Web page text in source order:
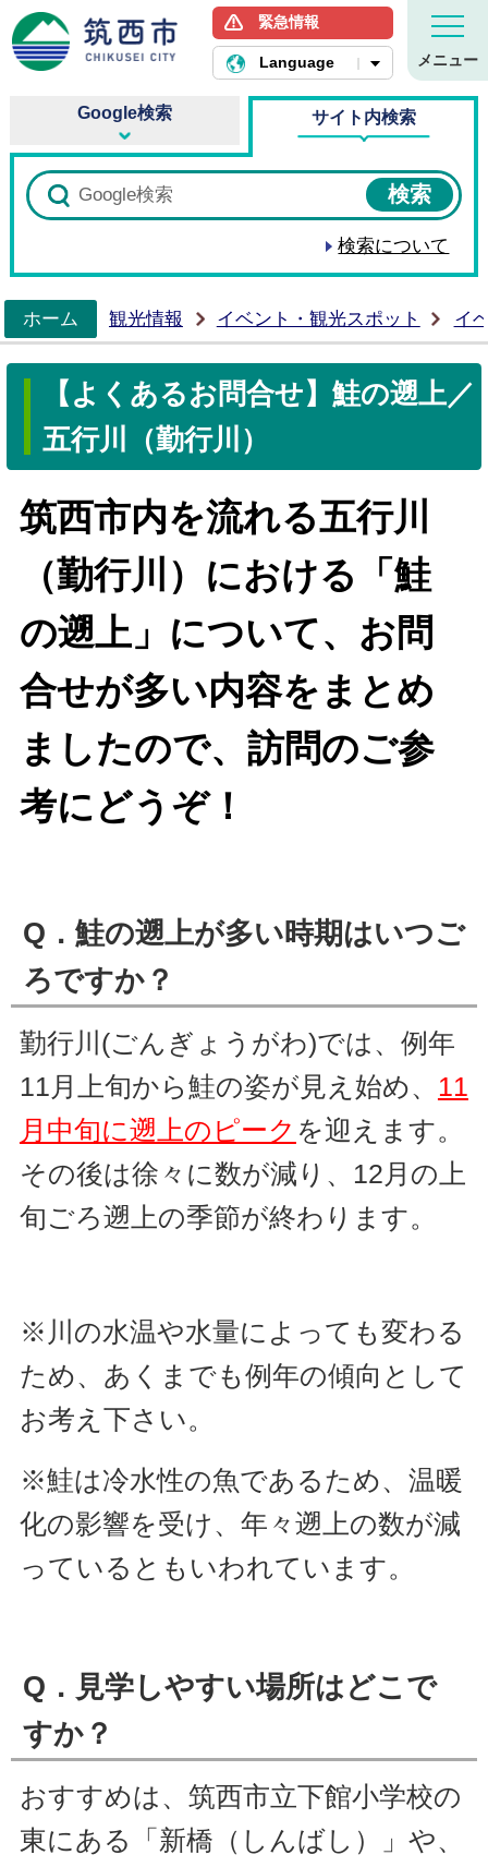
筑西市ホームページ
緊急情報
Language メニュー
Google検索 サイト内検索
検索について
ホーム
観光情報 イベント・観光スポット イ
【よくあるお問合せ】鮭の遡上／
五行川（勤行川）
筑西市内を流れる五行川
（勤行川）における「鮭
の遡上」について、お問
合せが多い内容をまとめ
ましたので、訪問のご参
考にどうぞ！
Q．鮭の遡上が多い時期はいつご
ろですか？
勤行川(ごんぎょうがわ)では、例年
11月上旬から鮭の姿が見え始め、 11
月中旬に遡上のピーク を迎えます。
その後は徐々に数が減り、12月の上
旬ごろ遡上の季節が終わります。
※川の水温や水量によっても変わる
ため、あくまでも例年の傾向として
お考え下さい。
※鮭は冷水性の魚であるため、温暖
化の影響を受け、年々遡上の数が減
っているともいわれています。
Q．見学しやすい場所はどこで
すか？
おすすめは、筑西市立下館小学校の
東にある「新橋（しんばし）」や、